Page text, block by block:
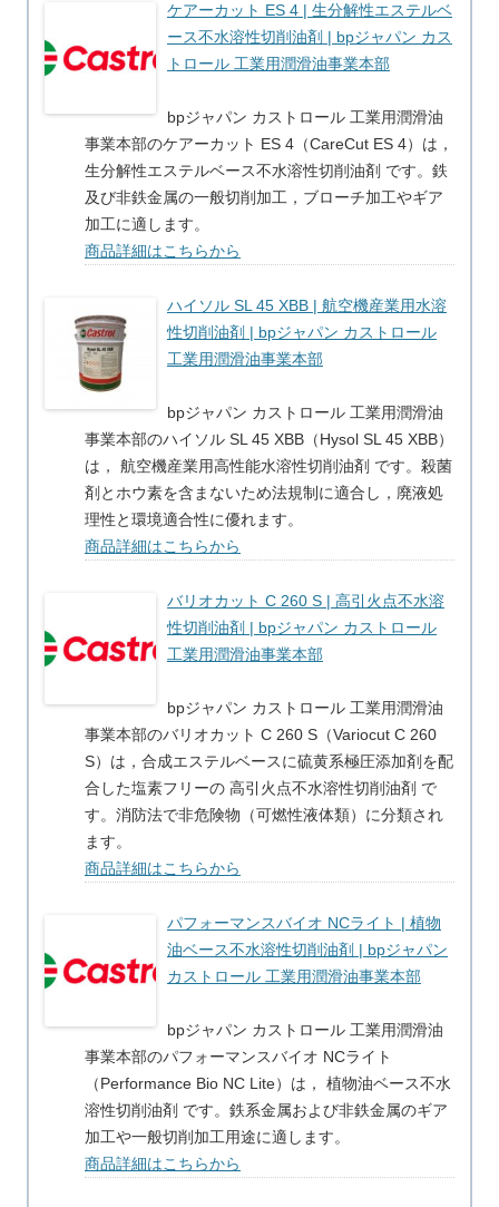
ケアーカット ES 4 | 生分解性エステルベ
ース不水溶性切削油剤 | bpジャパン カス
トロール 工業用潤滑油事業本部
bpジャパン カストロール 工業用潤滑油
事業本部のケアーカット ES 4（CareCut ES 4）は，
生分解性エステルベース不水溶性切削油剤 です。鉄
及び非鉄金属の一般切削加工，ブローチ加工やギア
加工に適します。
商品詳細はこちらから
ハイソル SL 45 XBB | 航空機産業用水溶
性切削油剤 | bpジャパン カストロール
工業用潤滑油事業本部
bpジャパン カストロール 工業用潤滑油
事業本部のハイソル SL 45 XBB（Hysol SL 45 XBB）
は， 航空機産業用高性能水溶性切削油剤 です。殺菌
剤とホウ素を含まないため法規制に適合し，廃液処
理性と環境適合性に優れます。
商品詳細はこちらから
バリオカット C 260 S | 高引火点不水溶
性切削油剤 | bpジャパン カストロール
工業用潤滑油事業本部
bpジャパン カストロール 工業用潤滑油
事業本部のバリオカット C 260 S（Variocut C 260
S）は，合成エステルベースに硫黄系極圧添加剤を配
合した塩素フリーの 高引火点不水溶性切削油剤 で
す。消防法で非危険物（可燃性液体類）に分類され
ます。
商品詳細はこちらから
パフォーマンスバイオ NCライト | 植物
油ベース不水溶性切削油剤 | bpジャパン
カストロール 工業用潤滑油事業本部
bpジャパン カストロール 工業用潤滑油
事業本部のパフォーマンスバイオ NCライト
（Performance Bio NC Lite）は， 植物油ベース不水
溶性切削油剤 です。鉄系金属および非鉄金属のギア
加工や一般切削加工用途に適します。
商品詳細はこちらから